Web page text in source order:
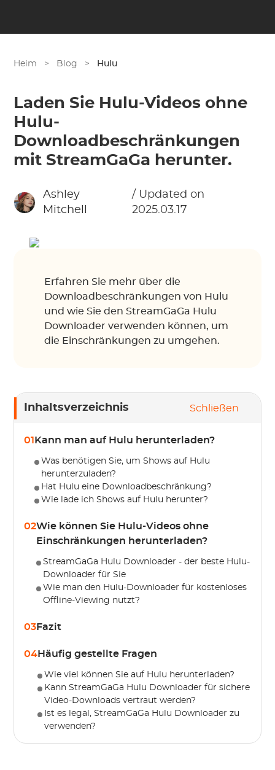
Heim > Blog > Hulu
Laden Sie Hulu-Videos ohne
Hulu-
Downloadbeschränkungen
mit StreamGaGa herunter.
Ashley
Mitchell
/ Updated on
2025.03.17
Erfahren Sie mehr über die
Downloadbeschränkungen von Hulu
und wie Sie den StreamGaGa Hulu
Downloader verwenden können, um
die Einschränkungen zu umgehen.
Inhaltsverzeichnis Schließen
01 Kann man auf Hulu herunterladen?
Was benötigen Sie, um Shows auf Hulu
herunterzuladen?
Hat Hulu eine Downloadbeschränkung?
Wie lade ich Shows auf Hulu herunter?
02Wie können Sie Hulu-Videos ohne
Einschränkungen herunterladen?
StreamGaGa Hulu Downloader - der beste Hulu-
Downloader für Sie
Wie man den Hulu-Downloader für kostenloses
Offline-Viewing nutzt?
03Fazit
04Häufig gestellte Fragen
Wie viel können Sie auf Hulu herunterladen?
Kann StreamGaGa Hulu Downloader für sichere
Video-Downloads vertraut werden?
Ist es legal, StreamGaGa Hulu Downloader zu
verwenden?